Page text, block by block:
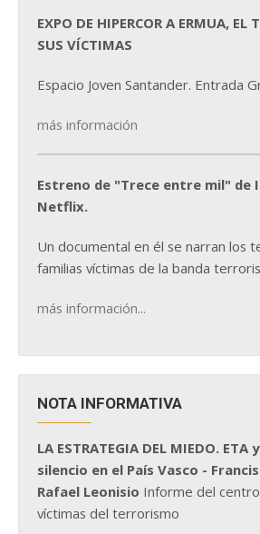
EXPO DE HIPERCOR A ERMUA, EL
SUS VÍCTIMAS
Espacio Joven Santander. Entrada
más información
Estreno de "Trece entre mil" de
Netflix.
Un documental en él se narran los
familias víctimas de la banda
más información...
NOTA INFORMATIVA
LA ESTRATEGIA DEL MIEDO.
silencio en el País Vasco -
Rafael Leonisio Informe del
víctimas del terrorismo